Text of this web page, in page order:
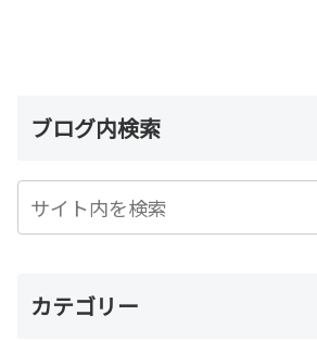
ブログ内検索
カテゴリー